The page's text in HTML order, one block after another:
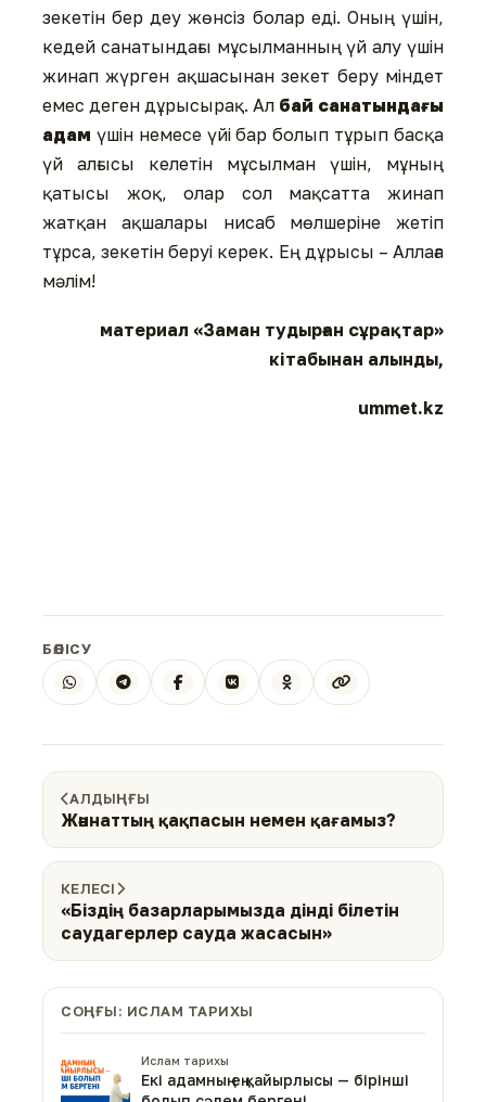
зекетін бер деу жөнсіз болар еді. Оның үшін,
кедей санатындағы мұсылманның үй алу үшін
жинап жүрген ақшасынан зекет беру міндет
емес деген дұрысырақ. Ал бай санатындағы
адам үшін немесе үйі бар болып тұрып басқа
үй алғысы келетін мұсылман үшін, мұның
қатысы жоқ, олар сол мақсатта жинап
жатқан ақшалары нисаб мөлшеріне жетіп
тұрса, зекетін беруі керек. Ең дұрысы – Аллаға
мәлім!
материал «Заман тудырған сұрақтар»
кітабынан алынды,
ummet.kz
БӨЛІСУ
АЛДЫҢҒЫ
Жәннаттың қақпасын немен қағамыз?
КЕЛЕСІ
«Біздің базарларымызда дінді білетін
саудагерлер сауда жасасын»
СОҢҒЫ: ИСЛАМ ТАРИХЫ
Ислам тарихы
Екі адамның ең қайырлысы — бірінші